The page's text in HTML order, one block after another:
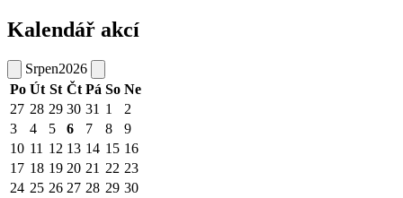
Kalendář akcí
Srpen2026
Po Út St Čt Pá So Ne
27 28 29 30 31 1
2
3
4 5 6 7 8
9
10 11 12 13 14 15 16
17 18 19 20 21 22 23
24 25 26 27 28 29 30